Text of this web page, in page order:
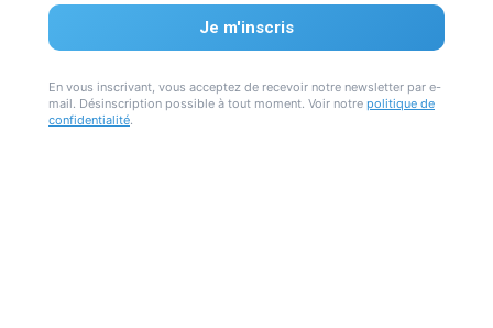
En vous inscrivant, vous acceptez de recevoir notre newsletter par e-
mail. Désinscription possible à tout moment. Voir notre politique de
confidentialité.